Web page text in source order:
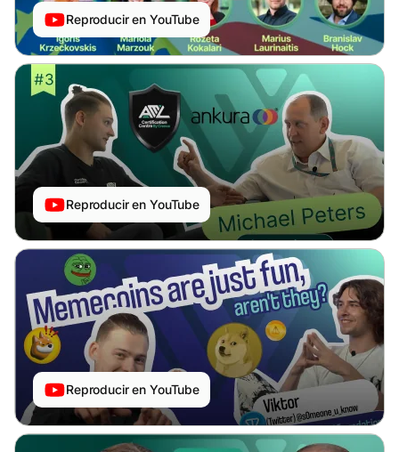
Reproducir en YouTube
Reproducir en YouTube
Reproducir en YouTube